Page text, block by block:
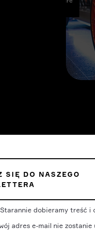
SIĘ DO NASZEGO
dobieramy treść i
adres e-mail nie zostanie